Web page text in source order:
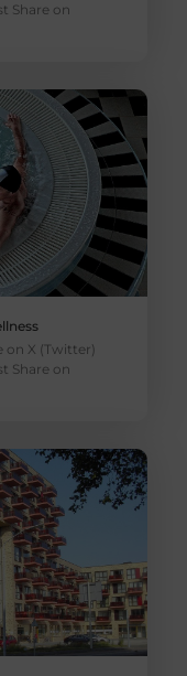
Share on
on X (Twitter)
Share on